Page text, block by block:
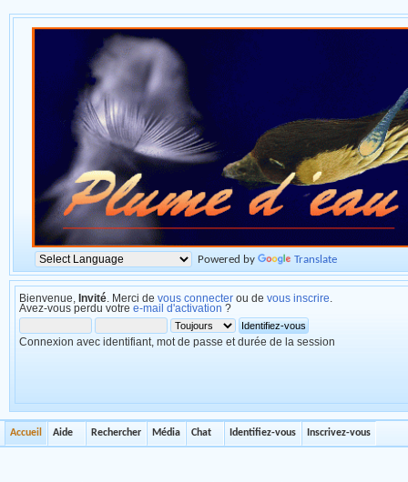
Powered by Translate
Bienvenue, Invité . Merci de vous connecter ou de vous inscrire
Avez-vous perdu votre e-mail d'activation ?
Connexion avec identifiant, mot de passe et durée de la session
Accueil Aide Rechercher Média Chat Identifiez-vous Inscrivez-vous